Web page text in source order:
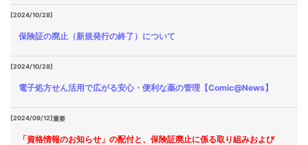
[2024/10/28]
保険証の廃止（新規発行の終了）について
[2024/10/28]
電子処方せん活用で広がる安心・便利な薬の管理【Comic@News】
[2024/09/12]重要
「資格情報のお知らせ」の配付と、保険証廃止に係る取り組みおよび